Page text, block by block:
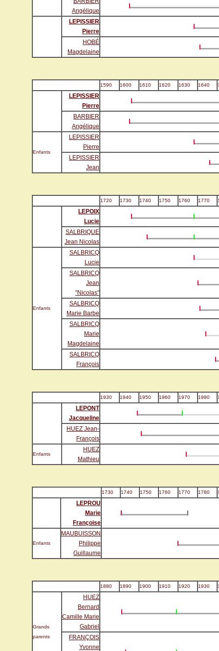
Angélique
LEPISSIER
Pierre
HOBÉ
Magdelaine
1590 1600 1610 1620 1630 1640
LEPISSIER
Pierre
BARBIER
Angélique
Enfants
LEPISSIER
Pierre
LEPISSIER
Jean
1720 1730 1740 1750 1760 1770
LEPOIX
Lucie
SALBRIQUE
Jean Nicolas
Enfants
SALBRICQ
Lucie
SALBRICQ
Jean
"Nicolas"
SALBRICQ
Marie Barbe
SALBRICQ
Marie
Magdelaine
SALBRICQ
François
1930 1940 1950 1960 1970 1980
LEPONT
Jacqueline
HUEZ Jean-
François
Enfants
HUEZ
Mathieu
1730 1740 1750 1760 1770 1780
LEPROU
Marie
Françoise
Enfants
MAUBUISSON
Philippe
Guillaume
1880 1890 1900 1910 1920 1930
Grands
parents
HUEZ
Bernard
Camille Marie
Gabriel
FRANÇOIS
Yvonne